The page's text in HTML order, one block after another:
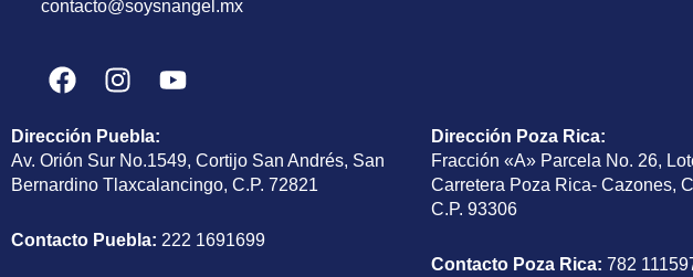
contacto@soysnangel.mx
F
a
c
e
b
o
I
n
s
t
a
r
Y
o
t
u
e
Dirección Puebla:
Av. Orión Sur No.1549, Cortijo San Andrés, San
Bernardino Tlaxcalancingo, C.P. 72821
Contacto Puebla: 222 1691699
Dirección Poza Rica:
Fracción «A» Parcela No. 26,
Carretera Poza Rica- Cazones,
C.P. 93306
Contacto Poza Rica: 782